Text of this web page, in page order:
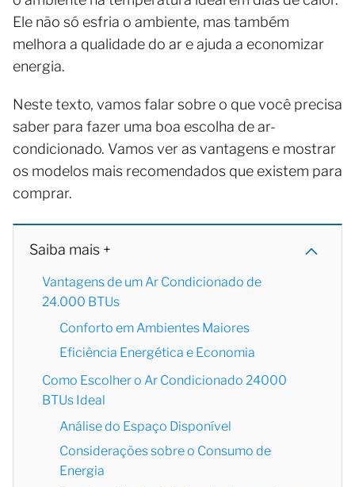
Ele não só esfria o ambiente, mas também
melhora a qualidade do ar e ajuda a economizar
energia.
Neste texto, vamos falar sobre o que você precisa
saber para fazer uma boa escolha de ar-
condicionado. Vamos ver as vantagens e mostrar
os modelos mais recomendados que existem para
comprar.
Saiba mais +
Vantagens de um Ar Condicionado de
24.000 BTUs
Conforto em Ambientes Maiores
Eficiência Energética e Economia
Como Escolher o Ar Condicionado 24000
BTUs Ideal
Análise do Espaço Disponível
Considerações sobre o Consumo de
Energia